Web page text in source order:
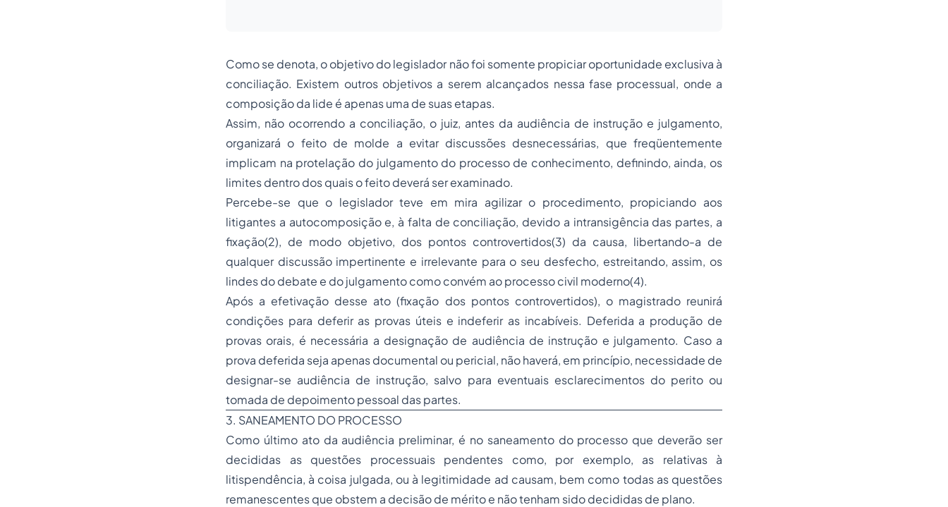
Como se denota, o objetivo do legislador não foi somente propiciar oportunidade exclusiva à
conciliação. Existem outros objetivos a serem alcançados nessa fase processual, onde a
composição da lide é apenas uma de suas etapas.
Assim, não ocorrendo a conciliação, o juiz, antes da audiência de instrução e julgamento,
organizará o feito de molde a evitar discussões desnecessárias, que freqüentemente
implicam na protelação do julgamento do processo de conhecimento, definindo, ainda, os
limites dentro dos quais o feito deverá ser examinado.
Percebe-se que o legislador teve em mira agilizar o procedimento, propiciando aos
litigantes a autocomposição e, à falta de conciliação, devido a intransigência das partes, a
fixação(2), de modo objetivo, dos pontos controvertidos(3) da causa, libertando-a de
qualquer discussão impertinente e irrelevante para o seu desfecho, estreitando, assim, os
lindes do debate e do julgamento como convém ao processo civil moderno(4).
Após a efetivação desse ato (fixação dos pontos controvertidos), o magistrado reunirá
condições para deferir as provas úteis e indeferir as incabíveis. Deferida a produção de
provas orais, é necessária a designação de audiência de instrução e julgamento. Caso a
prova deferida seja apenas documental ou pericial, não haverá, em princípio, necessidade de
designar-se audiência de instrução, salvo para eventuais esclarecimentos do perito ou
tomada de depoimento pessoal das partes.
3. SANEAMENTO DO PROCESSO
Como último ato da audiência preliminar, é no saneamento do processo que deverão ser
decididas as questões processuais pendentes como, por exemplo, as relativas à
litispendência, à coisa julgada, ou à legitimidade ad causam, bem como todas as questões
remanescentes que obstem a decisão de mérito e não tenham sido decididas de plano.